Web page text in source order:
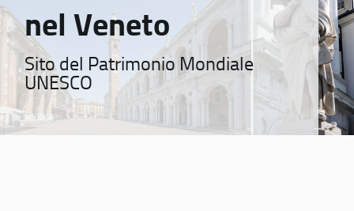
nel Veneto
Sito del Patrimonio Mondiale
UNESCO